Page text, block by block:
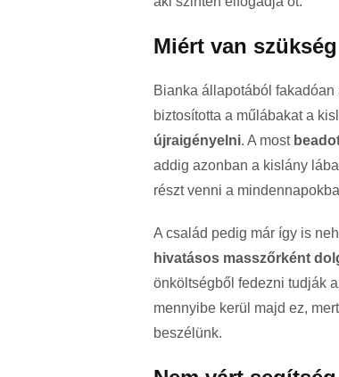
Miért van
Bianka állapotából
biztosította a műlábakat a
újraigényelni. A most
addig azonban a kislány
részt venni a
A család pedig már így is
hivatásos masszőrként
önköltségből fedezni tudják
mennyibe kerül majd ez,
beszélünk.